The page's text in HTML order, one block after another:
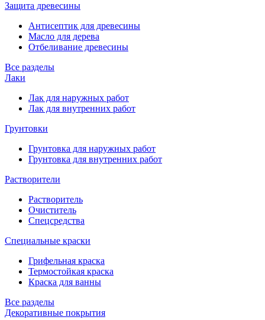
Защита древесины
Антисептик для древесины
Масло для дерева
Отбеливание древесины
Все разделы
Лаки
Лак для наружных работ
Лак для внутренних работ
Грунтовки
Грунтовка для наружных работ
Грунтовка для внутренних работ
Растворители
Растворитель
Очиститель
Спецсредства
Специальные краски
Грифельная краска
Термостойкая краска
Краска для ванны
Все разделы
Декоративные покрытия